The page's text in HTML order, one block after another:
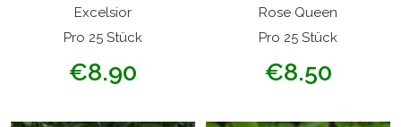
Excelsior
Pro 25 Stück
Angebotspreis
€8.90
Rose Queen
Pro 25 Stück
Angebotspreis
€8.50